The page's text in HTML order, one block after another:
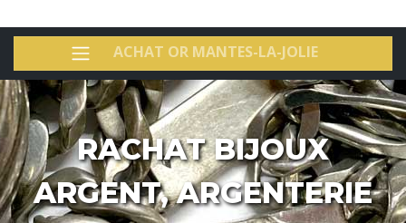
ACHAT OR MANTES-LA-JOLIE
RACHAT BIJOUX
ARGENT, ARGENTERIE